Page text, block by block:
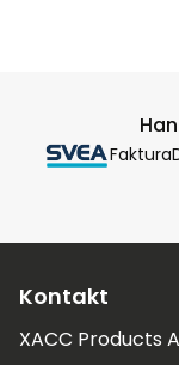
Faktura
Kontakt
XACC Products